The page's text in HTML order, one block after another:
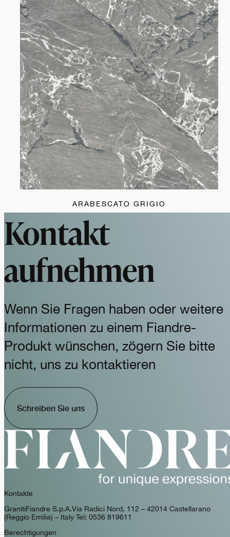
ARABESCATO GRIGIO
Kontakt
aufnehmen
Wenn Sie Fragen haben oder weitere
Informationen zu einem Fiandre-
Produkt wünschen, zögern Sie bitte
nicht, uns zu kontaktieren
Schreiben Sie uns
Kontakte
GranitiFiandre S.p.A. Via Radici Nord, 112 – 42014 Castellarano
(Reggio Emilia) – Italy Tel: 0536 819611
Berechtigungen